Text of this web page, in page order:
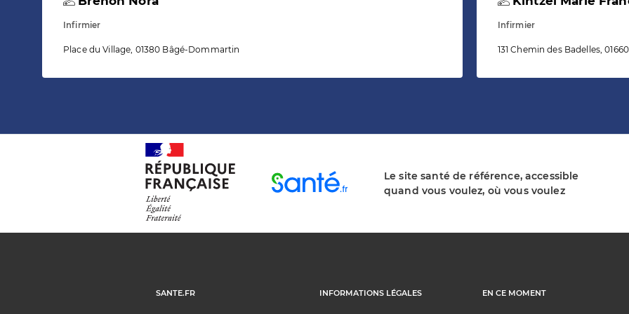
Infirmier
Place du Village, 01380 Bâgé-Dommartin
Infirmier
131 Chemin des Badelles,
Le site santé de référence, accessible
quand vous voulez, où vous voulez
SANTE.FR INFORMATIONS LÉGALES EN CE MOMENT